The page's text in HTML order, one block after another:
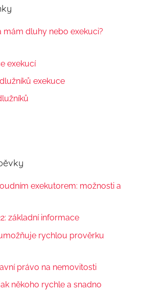
mám dluhy nebo exekuci?
exekucí
exekuce
exekutorem: možnosti a
základní informace
rychlou prověrku
právo na nemovitosti
někoho rychle a snadno